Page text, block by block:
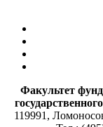
Факультет
119991,